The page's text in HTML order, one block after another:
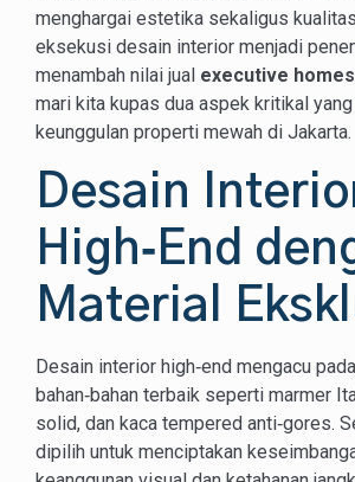
menghargai estetika sekaligus
eksekusi desain interior menjadi
menambah nilai jual executive homes
mari kita kupas dua aspek kritikal
keunggulan properti mewah di Jakarta.
Desain
High‑End
Material
Desain interior high‑end mengacu
bahan‑bahan terbaik seperti marmer
solid, dan kaca tempered anti‑gores.
dipilih untuk menciptakan